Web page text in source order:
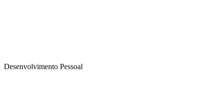
Desenvolvimento Pessoal